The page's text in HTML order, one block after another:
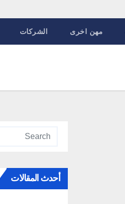
مهن اخرى الشركات
أحدث المقالات